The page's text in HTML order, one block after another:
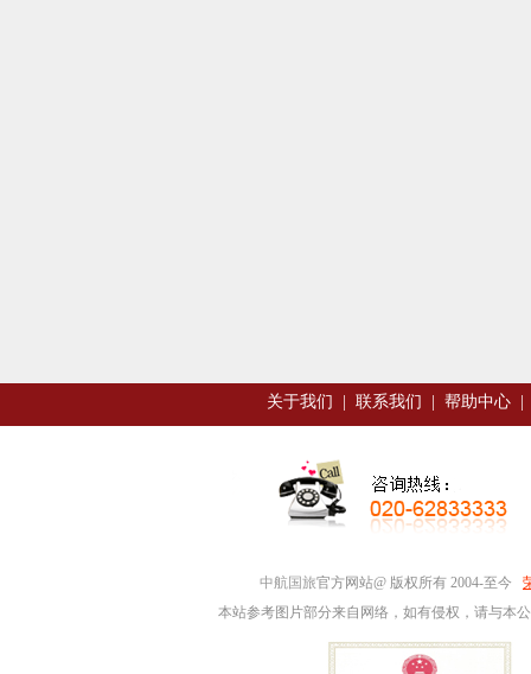
关于我们 联系我们 帮助中心
中航国旅官方网站@ 版权所有 2004-至今
本站参考图片部分来自网络，如有侵权，请与本